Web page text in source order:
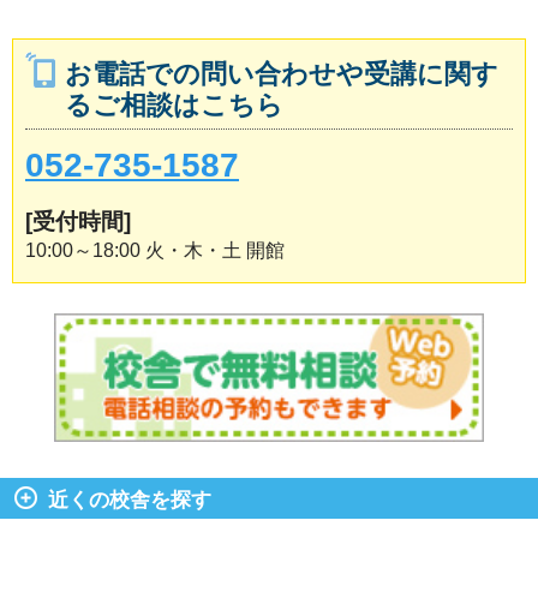
お電話での問い合わせや受講に関す
るご相談はこちら
052-735-1587
[受付時間]
10:00～18:00 火・木・土 開館
近くの校舎を探す